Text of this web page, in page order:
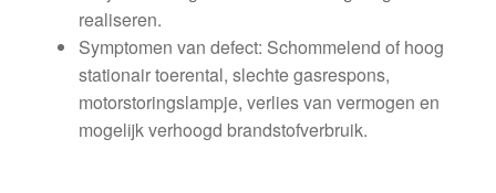
realiseren.
Symptomen van defect: Schommelend of hoog
stationair toerental, slechte gasrespons,
motorstoringslampje, verlies van vermogen en
mogelijk verhoogd brandstofverbruik.